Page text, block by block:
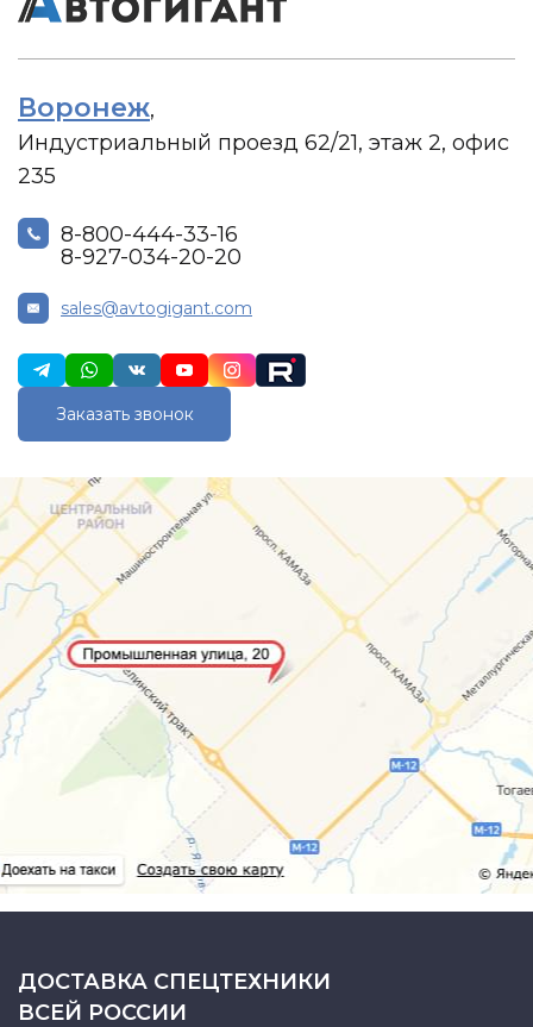
Воронеж,
Индустриальный проезд 62/21, этаж 2, офис
235
8-800-444-33-16
8-927-034-20-20
sales@avtogigant.com
Заказать звонок
ДОСТАВКА СПЕЦТЕХНИКИ
ВСЕЙ РОССИИ